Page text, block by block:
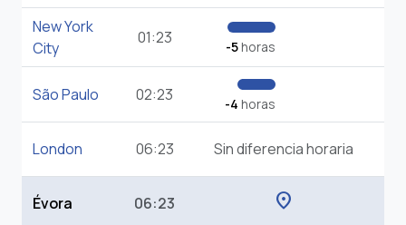
New York
City
01:23 -5horas
São Paulo 02:23 -4 horas
London 06:23 Sin diferencia horaria
Évora 06:23 location_on